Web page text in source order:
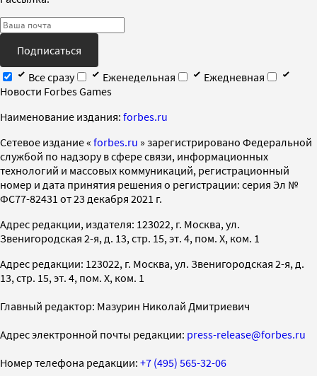
Подписаться
Все сразу
Еженедельная
Ежедневная
Новости Forbes Games
Наименование издания: forbes.ru
Cетевое издание « forbes.ru » зарегистрировано Федеральной
службой по надзору в сфере связи, информационных
технологий и массовых коммуникаций, регистрационный
номер и дата принятия решения о регистрации: серия Эл №
ФС77-82431 от 23 декабря 2021 г.
Адрес редакции, издателя: 123022, г. Москва, ул.
Звенигородская 2-я, д. 13, стр. 15, эт. 4, пом. X, ком. 1
Адрес редакции: 123022, г. Москва, ул. Звенигородская 2-я, д.
13, стр. 15, эт. 4, пом. X, ком. 1
Главный редактор: Мазурин Николай Дмитриевич
Адрес электронной почты редакции: press-release@forbes.ru
Номер телефона редакции: +7 (495) 565-32-06